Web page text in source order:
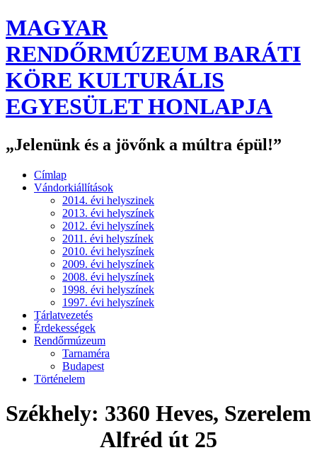
MAGYAR
RENDŐRMÚZEUM BARÁTI
KÖRE KULTURÁLIS
EGYESÜLET HONLAPJA
„Jelenünk és a jövőnk a múltra épül!”
Címlap
Vándorkiállítások
2014. évi helyszinek
2013. évi helyszínek
2012. évi helyszínek
2011. évi helyszínek
2010. évi helyszínek
2009. évi helyszínek
2008. évi helyszínek
1998. évi helyszínek
1997. évi helyszínek
Tárlatvezetés
Érdekességek
Rendőrmúzeum
Tarnaméra
Budapest
Történelem
Székhely: 3360 Heves, Szerelem
Alfréd út 25